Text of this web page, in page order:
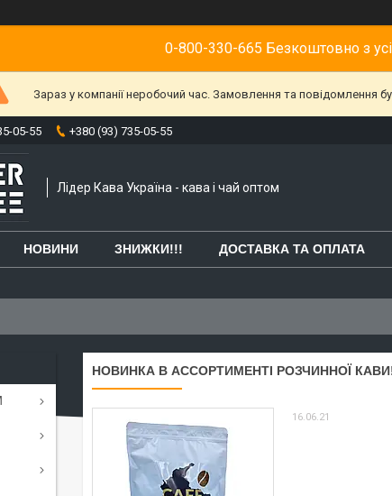
0-800-330-665 Безкоштовно з
Зараз у компанії неробочий час. Замовлення та повідомлення
05-55 +380 (93) 735-05-55
Лідер Кава Україна - кава і чай оптом
НОВИНИ ЗНИЖКИ!!! ДОСТАВКА ТА ОПЛАТА
НОВИНКА В АССОРТИМЕНТІ РОЗЧИННОЇ
16.06.21